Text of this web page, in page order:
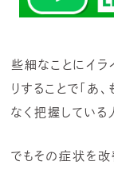
些細なことにイラ
りすることで「あ
なく把握している
でもその症状を改